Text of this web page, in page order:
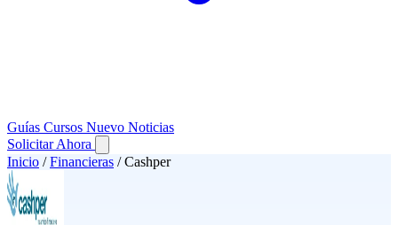
Guías Cursos Nuevo Noticias
Solicitar Ahora
Inicio / Financieras / Cashper